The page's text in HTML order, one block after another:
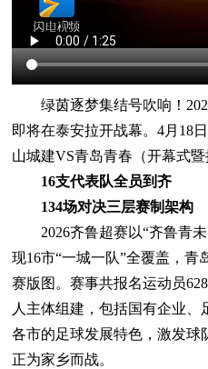
绿茵逐梦集结号吹响！
即将在泰安拉开战幕。4月18
山城建VS青岛青春（开幕式暨
16支代表队全员到齐
134场对决三层赛制架构
2026齐鲁超赛以“齐鲁青未
现16市“一城一队”全覆盖，青
赛版图。赛事共报名运动员
人主体组建，包括国有企业、
各市的足球发展特色，激发球
正为家乡而战。